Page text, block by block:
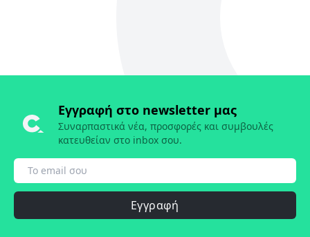
Εγγραφή στο newsletter μας
Συναρπαστικά νέα, προσφορές και συμβουλές
κατευθείαν στο inbox σου.
Εγγραφή